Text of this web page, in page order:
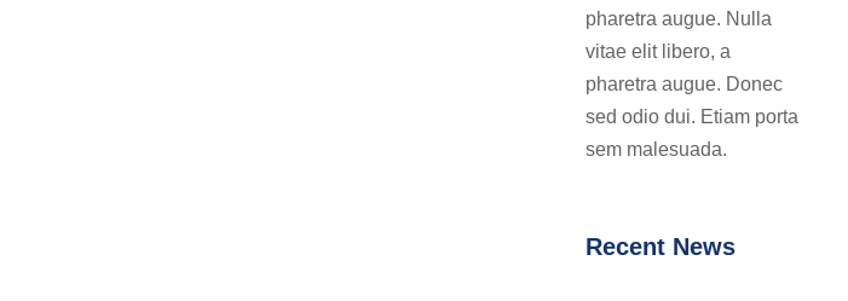
pharetra augue. Nulla
vitae elit libero, a
pharetra augue. Donec
sed odio dui. Etiam porta
sem malesuada.
Recent News